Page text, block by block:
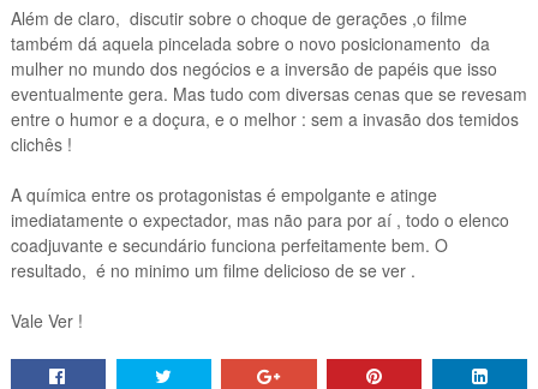
Além de claro, discutir sobre o choque de gerações ,o filme
também dá aquela pincelada sobre o novo posicionamento da
mulher no mundo dos negócios e a inversão de papéis que isso
eventualmente gera. Mas tudo com diversas cenas que se revesam
entre o humor e a doçura, e o melhor : sem a invasão dos temidos
clichês !
A química entre os protagonistas é empolgante e atinge
imediatamente o expectador, mas não para por aí , todo o elenco
coadjuvante e secundário funciona perfeitamente bem. O
resultado, é no minimo um filme delicioso de se ver .
Vale Ver !